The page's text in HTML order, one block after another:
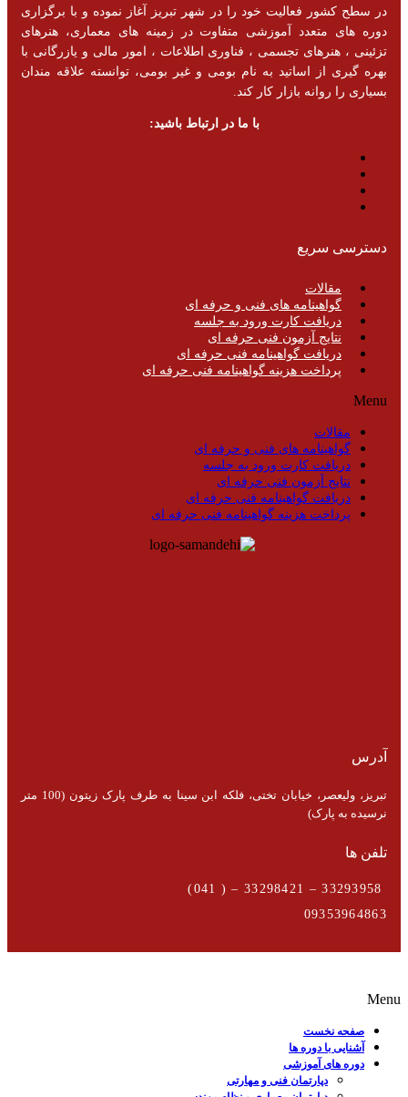
در سطح کشور فعالیت خود را در شهر تبریز آغاز نموده و با برگزاری
دوره های متعدد آموزشی متفاوت در زمینه های معماری، هنرهای
تزئینی ، هنرهای تجسمی ، فناوری اطلاعات ، امور مالی و یازرگانی با
بهره گیری از اساتید به نام بومی و غیر بومی، توانسته علاقه مندان
بسیاری را روانه بازار کار کند.
با ما در ارتباط باشید:
دسترسی سریع
مقالات
گواهینامه های فنی و حرفه ای
دریافت کارت ورود به جلسه
نتایج آزمون فنی حرفه ای
دریافت گواهینامه فنی حرفه ای
پرداخت هزینه گواهینامه فنی حرفه ای
Menu
مقالات
گواهینامه های فنی و حرفه ای
دریافت کارت ورود به جلسه
نتایج آزمون فنی حرفه ای
دریافت گواهینامه فنی حرفه ای
پرداخت هزینه گواهینامه فنی حرفه ای
آدرس
تبریز، ولیعصر، خیابان تختی، فلکه ابن سینا به طرف پارک زیتون (100 متر
نرسیده به پارک)
تلفن ها
09353964863
Menu
صفحه نخست
آشنایی با دوره ها
دوره های آموزشی
دپارتمان فنی و مهارتی